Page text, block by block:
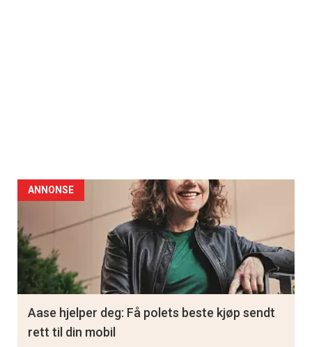
ANNONSE
Aase hjelper deg: Få polets beste kjøp sendt
rett til din mobil